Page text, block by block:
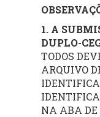
1. A
DUPLO-
TODOS
ARQUIVO
NA ABA DE